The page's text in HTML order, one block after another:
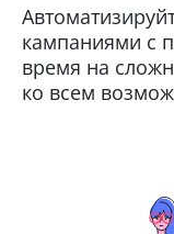
кампаниями с
время на
ко всем